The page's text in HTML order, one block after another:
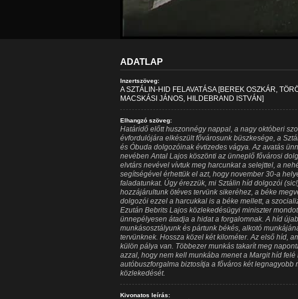
ADATLAP
Inzertszöveg:
A SZTÁLIN-HID FELAVATÁSA [BEREK OSZKÁR,
MACSKÁSI JÁNOS, HILDEBRAND ISTVÁN]
Elhangzó szöveg:
Határidő előtt huszonnégy nappal, a nagy októberi
évfordulójára elkészült fővárosunk büszkesége, a
és Óbuda dolgozóinak évtizedes vágya. Az avatás
nevében Antal Lajos köszönti az ünneplő fővárosi
elvtárs nevével vívtuk meg harcunkat a selejttel, a
segítségével érhettük el azt, hogy november 30-a
faladatunkat. Úgy érezzük, mi Sztálin híd dolgozói
hozzájárultunk ötéves tervünk sikeréhez, a béke
dolgozói ezzel a harcukkal is a béke mellett, a
Ezután Bebrits Lajos közlekedésügyi miniszter
ünnepélyesen átadja a hidat a forgalomnak. A híd
munkásosztályunk és pártunk békés, alkotó
tervünknek. Hossza közel két kilométer. Az első híd,
külön pálya van. Többezer munkás takarít meg
azzal, hogy nem kell munkába menet a Margit híd
autóbuszforgalma biztosítja a főváros két legnagyobb
közlekedését.
Kivonatos leírás: